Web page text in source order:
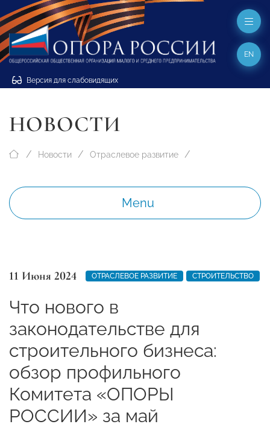
Версия для слабовидящих
EN
НОВОСТИ
Новости Отраслевое развитие
Menu
11 Июня 2024 ОТРАСЛЕВОЕ РАЗВИТИЕ СТРОИТЕЛЬСТВО
Что нового в
законодательстве для
строительного бизнеса:
обзор профильного
Комитета «ОПОРЫ
РОССИИ» за май